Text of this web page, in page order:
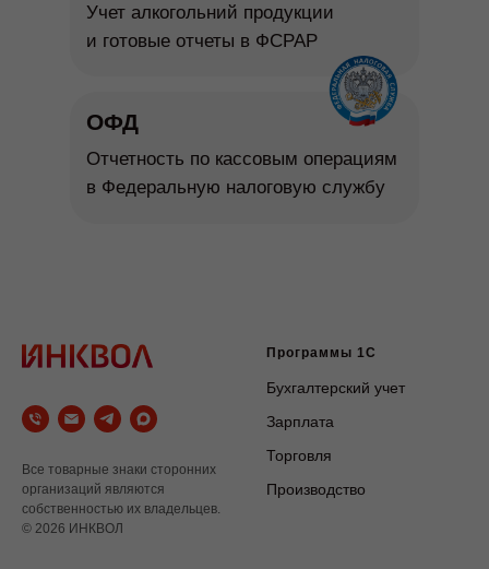
Учет алкогольний продукции
и готовые отчеты в ФСРАР
ОФД
Отчетность по кассовым операциям
в Федеральную налоговую службу
Все товарные знаки сторонних
организаций являются
собственностью их владельцев.
© 2026 ИНКВОЛ
Программы 1С
Бухгалтерский учет
Зарплата
Торговля
Производство